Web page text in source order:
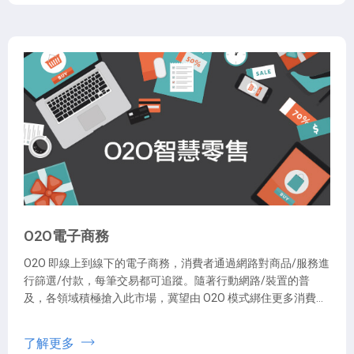
O2O電子商務
O2O 即線上到線下的電子商務，消費者通過網路對商品/服務進
行篩選/付款，每筆交易都可追蹤。隨著行動網路/裝置的普
及，各領域積極搶入此市場，冀望由 O2O 模式綁住更多消費
了解更多